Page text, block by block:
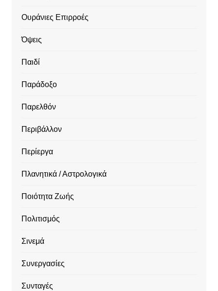
Ουράνιες Επιρροές
Όψεις
Παιδί
Παράδοξο
Παρελθόν
Περιβάλλον
Περίεργα
Πλανητικά / Αστρολογικά
Ποιότητα Ζωής
Πολιτισμός
Σινεμά
Συνεργασίες
Συνταγές